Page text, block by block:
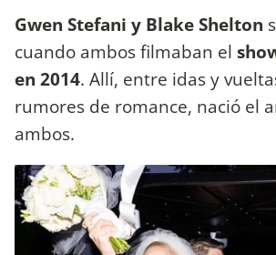
Gwen Stefani y Blake Shelton
cuando ambos filmaban el
en 2014. Allí, entre idas y
rumores de romance, nació el
ambos.